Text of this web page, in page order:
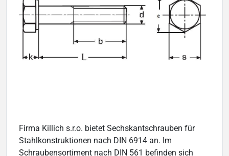
Firma Killich s.r.o. bietet Sechskantschrauben für
Stahlkonstruktionen nach DIN 6914 an. Im
Schraubensortiment nach DIN 561 befinden sich